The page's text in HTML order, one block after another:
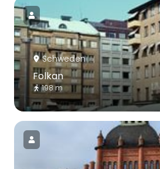
Schweden
Folkan
198 m